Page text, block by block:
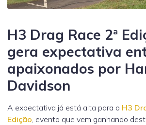
H3 Drag Race 2ª
gera expectativa
apaixonados por
Davidson
A expectativa já está alta para o H3
Edição, evento que vem ganhando